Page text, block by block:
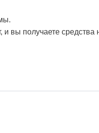
и вы получаете средства